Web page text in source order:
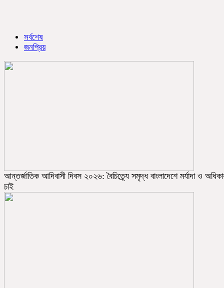
সর্বশেষ
জনপ্রিয়
আন্তর্জাতিক আদিবাসী দিবস ২০২৬: বৈচিত্র্যে সমৃদ্ধ বাংলাদেশে মর্যাদা ও
চাই